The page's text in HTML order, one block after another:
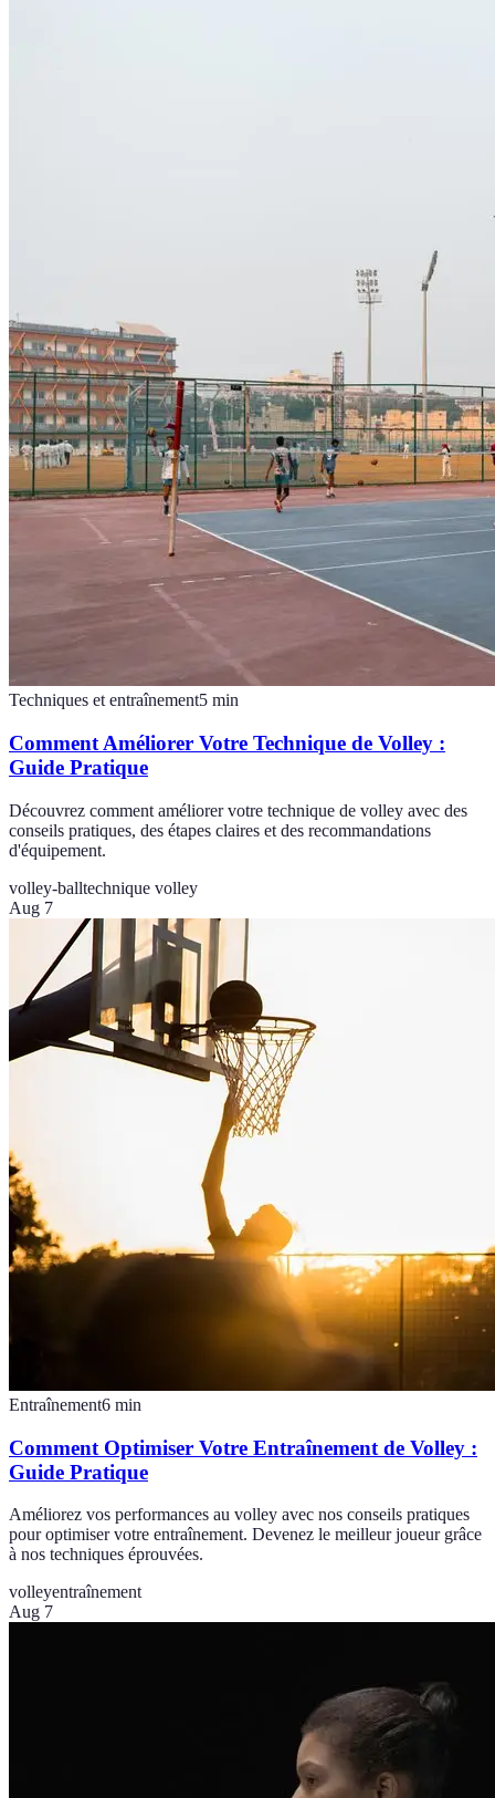
Techniques et entraînement5 min
Comment Améliorer Votre Technique de Volley :
Guide Pratique
Découvrez comment améliorer votre technique de volley avec des
conseils pratiques, des étapes claires et des recommandations
d'équipement.
volley-balltechnique volley
Aug 7
Entraînement6 min
Comment Optimiser Votre Entraînement de Volley :
Guide Pratique
Améliorez vos performances au volley avec nos conseils pratiques
pour optimiser votre entraînement. Devenez le meilleur joueur grâce
à nos techniques éprouvées.
volleyentraînement
Aug 7